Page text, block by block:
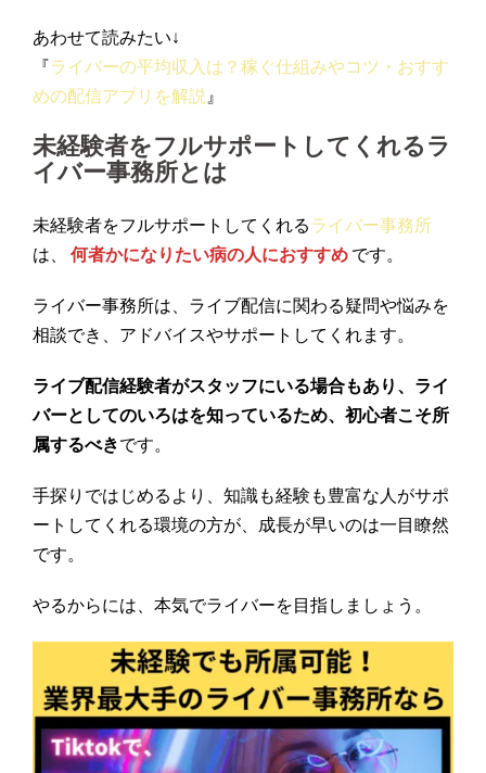
あわせて読みたい↓
『ライバーの平均収入は？稼ぐ仕組みやコツ・おすす
めの配信アプリを解説 』
未経験者をフルサポートしてくれるラ
イバー事務所とは
未経験者をフルサポートしてくれる ライバー事務所
は、
何者かになりたい病の人におすすめ です。
ライバー事務所は、ライブ配信に関わる疑問や悩みを
相談でき、アドバイスやサポートしてくれます。
ライブ配信経験者がスタッフにいる場合もあり、ライ
バーとしてのいろはを知っているため、初心者こそ所
属するべきです。
手探りではじめるより、知識も経験も豊富な人がサポ
ートしてくれる環境の方が、成長が早いのは一目瞭然
です。
やるからには、本気でライバーを目指しましょう。